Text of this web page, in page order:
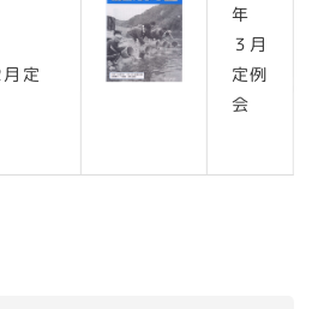
定
年
３月
定例
会